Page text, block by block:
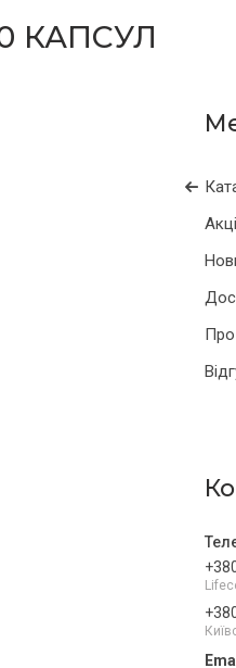
КАПСУЛ